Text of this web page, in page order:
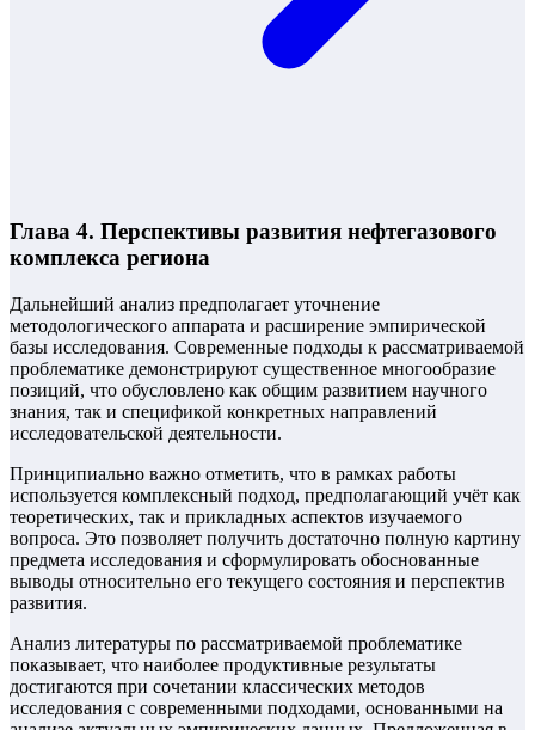
Глава 4. Перспективы развития нефтегазового
комплекса региона
Дальнейший анализ предполагает уточнение
методологического аппарата и расширение эмпирической
базы исследования. Современные подходы к рассматриваемой
проблематике демонстрируют существенное многообразие
позиций, что обусловлено как общим развитием научного
знания, так и спецификой конкретных направлений
исследовательской деятельности.
Принципиально важно отметить, что в рамках работы
используется комплексный подход, предполагающий учёт как
теоретических, так и прикладных аспектов изучаемого
вопроса. Это позволяет получить достаточно полную картину
предмета исследования и сформулировать обоснованные
выводы относительно его текущего состояния и перспектив
развития.
Анализ литературы по рассматриваемой проблематике
показывает, что наиболее продуктивные результаты
достигаются при сочетании классических методов
исследования с современными подходами, основанными на